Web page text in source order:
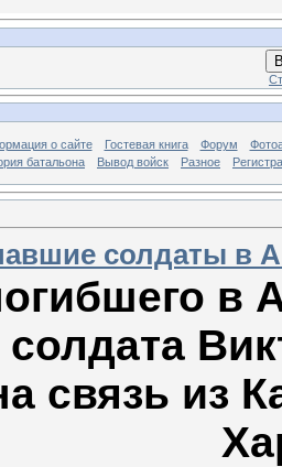
о сайте Гостевая книга Форум
батальона
Вывод войск Разное
солдаты в
в
солдата
связь из